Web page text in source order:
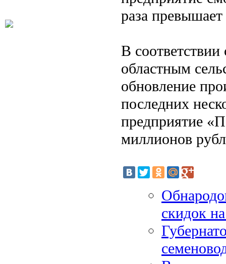
раза
В
областным
обновление
последних
предприятие
миллионов
скидок